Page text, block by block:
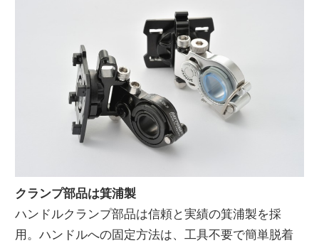
クランプ部品は箕浦製
ハンドルクランプ部品は信頼と実績の箕浦製を採
用。ハンドルへの固定方法は、工具不要で簡単脱着